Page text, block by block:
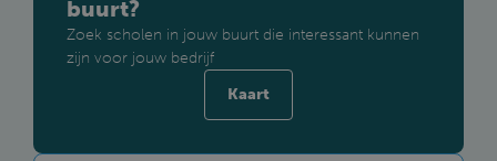
buurt?
Zoek scholen in jouw buurt die interessant kunnen
zijn voor jouw bedrijf
Kaart